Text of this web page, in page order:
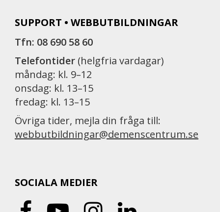
SUPPORT • WEBBUTBILDNINGAR
Tfn: 08 690 58 60
Telefontider (helgfria vardagar)
måndag: kl. 9–12
onsdag: kl. 13–15
fredag: kl. 13–15
Övriga tider, mejla din fråga till:
webbutbildningar@demenscentrum.se
SOCIALA MEDIER